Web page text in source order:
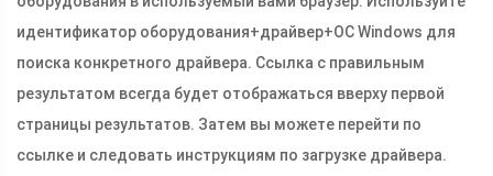
идентификатор оборудования+драйвер+ОС Windows для
поиска конкретного драйвера. Ссылка с правильным
результатом всегда будет отображаться вверху первой
страницы результатов. Затем вы можете перейти по
ссылке и следовать инструкциям по загрузке драйвера.